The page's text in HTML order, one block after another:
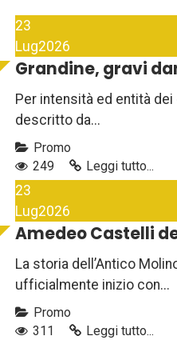
23
Lug2026
Grandine, gravi
Per intensità ed entità dei
descritto da...
Promo
249
Leggi tutto...
23
Lug2026
Amedeo Castelli
La storia dell’Antico
ufficialmente inizio con...
Promo
311
Leggi tutto...